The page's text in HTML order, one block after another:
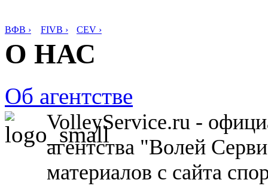
ВФВ › FIVB › CEV ›
О НАС
Об агентстве
VolleyService.ru -
агентства "Волей
материалов с сайта